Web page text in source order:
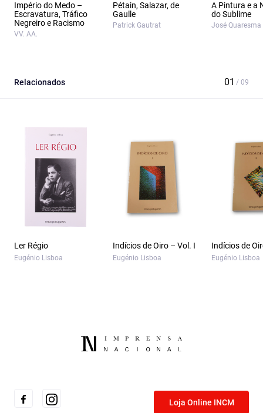
Império do Medo –
Escravatura, Tráfico
Negreiro e Racismo
VV. AA.
Pétain, Salazar, de
Gaulle
Patrick Gautrat
A Pintura e a
do Sublime
José Quaresma
Relacionados
Ler Régio
Eugénio Lisboa
Indícios de Oiro – Vol. I
Eugénio Lisboa
Indícios de
Eugénio Lisboa
Loja Online INCM